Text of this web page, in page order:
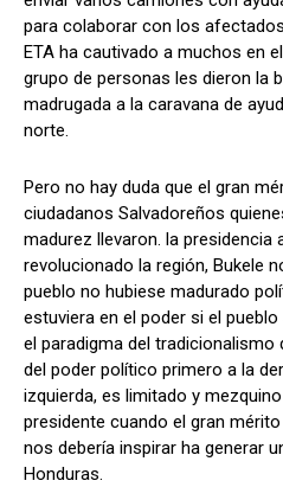
Facebook X
Facebook X
para colaborar con los
ETA ha cautivado a muchos en
grupo de personas les dieron la
madrugada a la caravana de
norte.
Pero no hay duda que el gran
ciudadanos Salvadoreños
madurez llevaron. la presidencia
revolucionado la región, Bukele
pueblo no hubiese madurado
estuviera en el poder si el
el paradigma del tradicionalismo
del poder político primero a la
izquierda, es limitado y
presidente cuando el gran
nos debería inspirar ha generar
Honduras.